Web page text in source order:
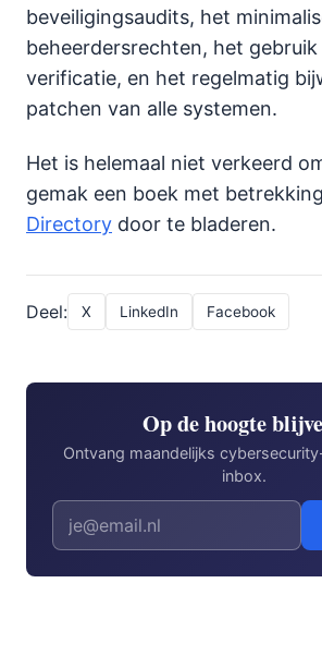
beveiligingsaudits, het
beheerdersrechten, het
verificatie, en het regelmatig
patchen van alle systemen.
Het is helemaal niet verkeerd
gemak een boek met
Directory door te bladeren.
Deel: X LinkedIn Facebook
Op de hoogte
Ontvang maandelijks
inbox.